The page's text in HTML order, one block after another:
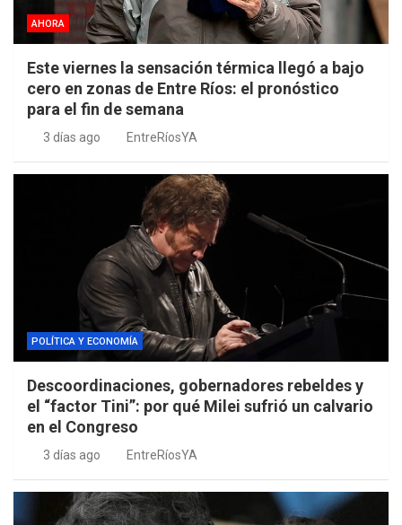
AHORA
Este viernes la sensación térmica llegó a bajo
cero en zonas de Entre Ríos: el pronóstico
para el fin de semana
3 días ago EntreRíosYA
POLÍTICA Y ECONOMÍA
Descoordinaciones, gobernadores rebeldes y
el “factor Tini”: por qué Milei sufrió un calvario
en el Congreso
3 días ago EntreRíosYA